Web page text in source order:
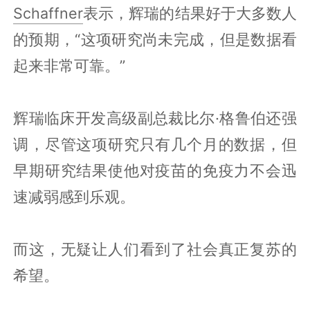
Schaffner表示，辉瑞的结果好于大多数人
的预期，“这项研究尚未完成，但是数据看
起来非常可靠。”
辉瑞临床开发高级副总裁比尔·格鲁伯还强
调，尽管这项研究只有几个月的数据，但
早期研究结果使他对疫苗的免疫力不会迅
速减弱感到乐观。
而这，无疑让人们看到了社会真正复苏的
希望。